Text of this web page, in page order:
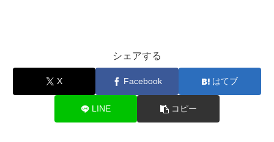
シェアする
X Facebook はてブ
LINE コピー